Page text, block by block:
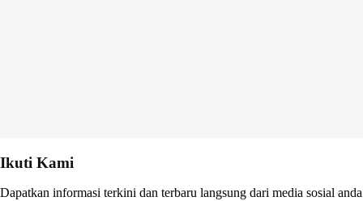
Ikuti Kami
Dapatkan informasi terkini dan terbaru langsung dari media sosial anda